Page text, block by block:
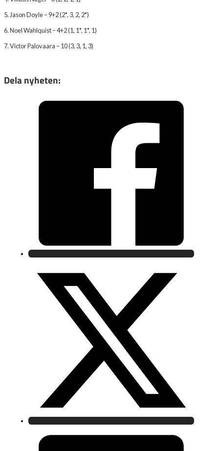
5. Jason Doyle – 9+2 (2*, 3, 2, 2*)
6. Noel Wahlquist – 4+2 (1, 1*, 1*, 1)
7. Victor Palovaara – 10 (3, 3, 1, 3)
Dela nyheten: